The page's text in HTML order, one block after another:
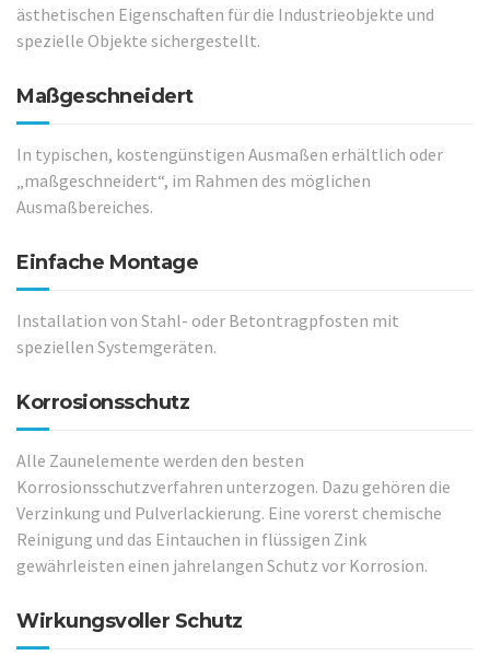
ästhetischen Eigenschaften für die Industrieobjekte und
spezielle Objekte sichergestellt.
Maßgeschneidert
In typischen, kostengünstigen Ausmaßen erhältlich oder
„maßgeschneidert“, im Rahmen des möglichen
Ausmaßbereiches.
Einfache Montage
Installation von Stahl- oder Betontragpfosten mit
speziellen Systemgeräten.
Korrosionsschutz
Alle Zaunelemente werden den besten
Korrosionsschutzverfahren unterzogen. Dazu gehören die
Verzinkung und Pulverlackierung. Eine vorerst chemische
Reinigung und das Eintauchen in flüssigen Zink
gewährleisten einen jahrelangen Schutz vor Korrosion.
Wirkungsvoller Schutz